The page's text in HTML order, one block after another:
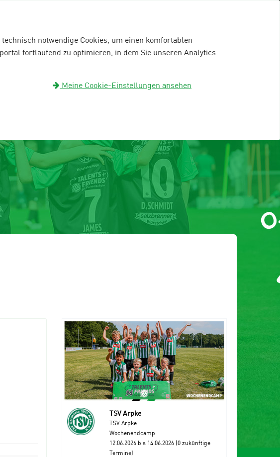
notwendige Cookies, um einen komfortablen
fortlaufend zu optimieren, in dem Sie unseren Analytics
Meine Cookie-Einstellungen ansehen
Anmelden
TSV Arpke
TSV Arpke
Wochenendcamp
12.06.2026 bis 14.06.2026 (0 zukünftige
Termine)